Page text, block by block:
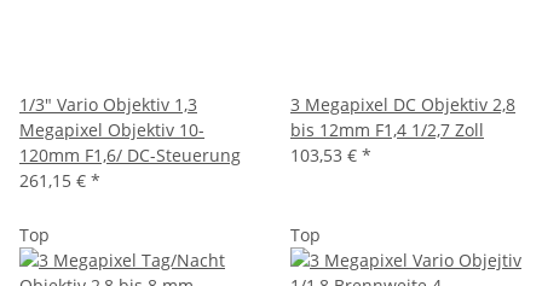
1/3" Vario Objektiv 1,3
Megapixel Objektiv 10-
120mm F1,6/ DC-Steuerung
261,15 € *
3 Megapixel DC Objektiv 2,8
bis 12mm F1,4 1/2,7 Zoll
103,53 € *
Top Top